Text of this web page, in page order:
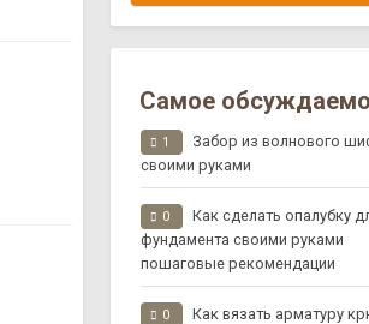
Самое
1
Забор из волнового
своими руками
0
Как сделать опалубку
фундамента своими руками
пошаговые рекомендации
0
Как вязать арматуру